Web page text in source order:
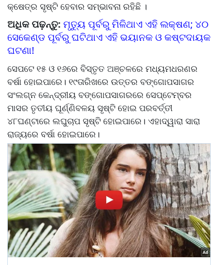
କ୍ଷେତ୍ର ସୃଷ୍ଟି ହେବାର ସମ୍ଭାବନା ରହିଛି ।
ଅଧିକ ପଢ଼ନ୍ତୁ: ମୃତ୍ୟୁ ପୂର୍ବରୁ ମିଳିଥାଏ ଏହି ଲକ୍ଷଣ; ୪୦
ସେକେଣ୍ଡ ପୂର୍ବରୁ ଘଟିଥାଏ ଏହି ଭୟାନକ ଓ କଷ୍ଟଦାୟକ
ଘଟଣା!
ସେପଟେ ୧୫ ଓ ୧୬ରେ ବିସ୍ତୃତ ଅଞ୍ଚଳରେ ମଧ୍ୟମଧରଣର
ବର୍ଷା ହୋଇପାରେ। ୧୯ତାରିଖରେ ଉତ୍ତର ବଙ୍ଗୋପସାଗର
ସଂଲଗ୍ନ କେନ୍ଦ୍ରୀୟ ବଙ୍ଗୋପସାଗରରେ ସେପ୍ଟେମ୍ବର
ମାସର ତୃତୀୟ ଘୂର୍ଣ୍ଣିବଳୟ ସୃଷ୍ଟି ହୋଇ ପରବର୍ତ୍ତୀ
୪୮ଘଣ୍ଟାରେ ଲଘୁଚାପ ସୃଷ୍ଟି ହୋଇପାରେ। ଏହାଦ୍ୱାରା ସାରା
ରାଜ୍ୟରେ ବର୍ଷା ହୋଇପାରେ।